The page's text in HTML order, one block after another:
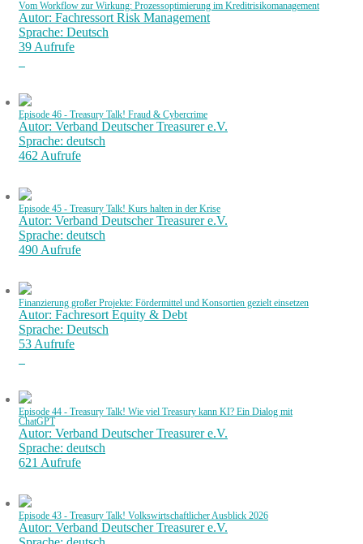
Vom Workflow zur Wirkung: Prozessoptimierung im Kreditrisikomanagement
Autor: Fachressort Risk Management
Sprache: Deutsch
39 Aufrufe
Episode 46 - Treasury Talk! Fraud & Cybercrime
Autor: Verband Deutscher Treasurer e.V.
Sprache: deutsch
462 Aufrufe
Episode 45 - Treasury Talk! Kurs halten in der Krise
Autor: Verband Deutscher Treasurer e.V.
Sprache: deutsch
490 Aufrufe
Finanzierung großer Projekte: Fördermittel und Konsortien gezielt einsetzen
Autor: Fachresort Equity & Debt
Sprache: Deutsch
53 Aufrufe
Episode 44 - Treasury Talk! Wie viel Treasury kann KI? Ein Dialog mit
ChatGPT
Autor: Verband Deutscher Treasurer e.V.
Sprache: deutsch
621 Aufrufe
Episode 43 - Treasury Talk! Volkswirtschaftlicher Ausblick 2026
Autor: Verband Deutscher Treasurer e.V.